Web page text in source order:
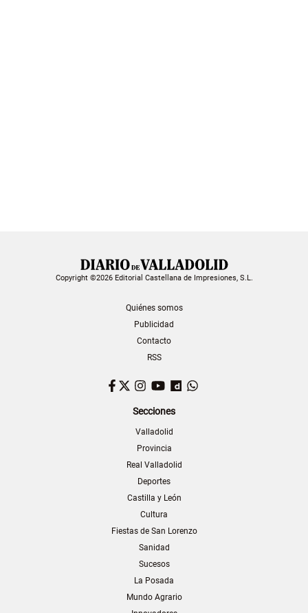
Copyright ©2026 Editorial Castellana de Impresiones, S.L.
Quiénes somos
Publicidad
Contacto
RSS
Facebook
TwitterInstagram
YouTubeDailymotion
Secciones
Valladolid
Provincia
Real Valladolid
Deportes
Castilla y León
Cultura
Fiestas de San Lorenzo
Sanidad
Sucesos
La Posada
Mundo Agrario